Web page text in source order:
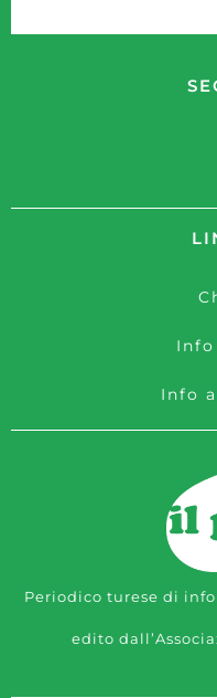
Periodico turese di
edito
Info